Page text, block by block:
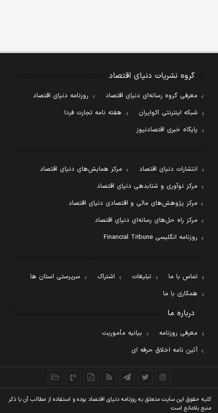
گروه نشریات دنیای اقتصاد
معرفی گروه رسانه‌ای دنیای اقتصاد
روزنامه دنیای اقتصاد
شبکه اینترنتی اکوایران
هفته نامه تجارت فردا
پایگاه خبری اقتصادنیوز
انتشارات دنیای اقتصاد
مرکز همایش‌های دنیای اقتصاد
مرکز نوآوری و شتابدهی دنیای اقتصاد
مرکز پژوهش‌های مالی و اقتصادی دنیای اقتصاد
مرکز راه حل‌های رسانه‌ای دنیای اقتصاد
روزنامه انگلیسی Financial Tribune
تماس با ما تبلیغات اشتراک
سرپرستی استان ها
همکاری با ما
درباره ما
معرفی روزنامه
بیانیه مأموریت
آئین نامه اخلاق حرفه ای
کليه حقوق اين سايت متعلق به روزنامه دنيای اقتصاد بوده و استفاده از مطالب آن با ذکر
منبع بلامانع است